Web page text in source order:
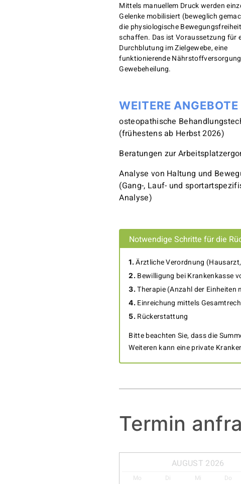
Mittels manuellem Druck werden
Gelenke mobilisiert (beweglich
die physiologische
schaffen. Das ist Voraussetzung für
Durchblutung im Zielgewebe, eine
funktionierende
Gewebeheilung.
WEITERE ANGEBOTE
osteopathische
(frühestens ab Herbst 2026)
Beratungen zur
Analyse von Haltung und
(Gang-, Lauf- und
Analyse)
Notwendige Schritte für die
Ärztliche Verordnung
Bewilligung bei Krankenkasse
Therapie (Anzahl der Einheiten
Einreichung mittels
Rückerstattung
Bitte beachten Sie, dass die
Weiteren kann eine private
Termin
AUGUST 2026
Mo Di Mi Do